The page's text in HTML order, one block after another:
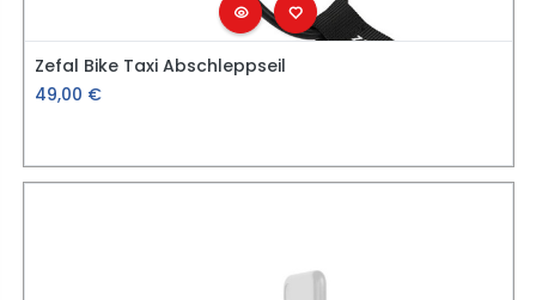
Zefal Bike Taxi Abschleppseil
49,00 €